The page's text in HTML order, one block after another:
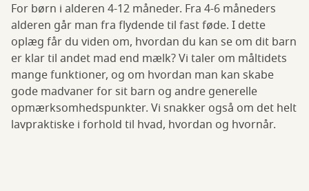
For børn i alderen 4-12 måneder. Fra 4-6 måneders
alderen går man fra flydende til fast føde. I dette
oplæg får du viden om, hvordan du kan se om dit barn
er klar til andet mad end mælk? Vi taler om måltidets
mange funktioner, og om hvordan man kan skabe
gode madvaner for sit barn og andre generelle
opmærksomhedspunkter. Vi snakker også om det helt
lavpraktiske i forhold til hvad, hvordan og hvornår.